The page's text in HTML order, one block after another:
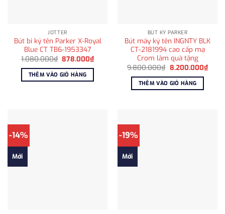
JOTTER
Bút bi ký tên Parker X-Royal
Blue CT TB6-1953347
1.080.000₫ Giá
là:
1.080.000₫.
878.000₫Giá
hiện
878.000₫.
THÊM VÀO GIỎ HÀNG
BÚT KÝ PARKER
Bút máy ký tên INGNTY BLK
CT-2181994 cao cấp mạ
Crom làm quà tặng
9.800.000₫ Giá
là:
9.800.000₫.
8.200.000₫Giá
hiện
THÊM VÀO GIỎ HÀNG
-14%
Mới
-19%
Mới